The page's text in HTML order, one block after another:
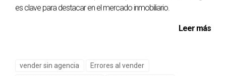
es clave para destacar en el mercado inmobiliario.
Leer más
vender sin agencia
Errores al vender